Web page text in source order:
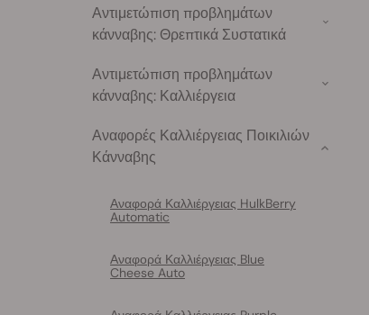
Αντιμετώπιση προβλημάτων
κάνναβης: Θρεπτικά Συστατικά
Αντιμετώπιση προβλημάτων
κάνναβης: Καλλιέργεια
Αναφορές Καλλιέργειας Ποικιλιών
Κάνναβης
Αναφορά Καλλιέργειας HulkBerry
Automatic
Αναφορά Καλλιέργειας Blue
Cheese Auto